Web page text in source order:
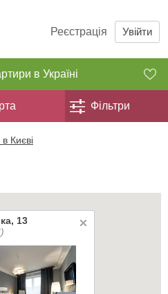
Реєстрація Увійти
в Україні
Фільтри
Києві
13